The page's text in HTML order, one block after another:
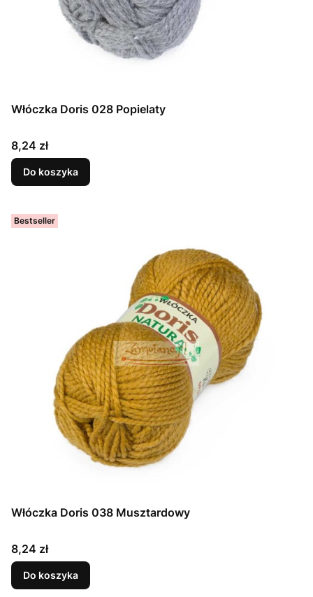
Włóczka Doris 028 Popielaty
Cena
8,24 zł
Do koszyka
Bestseller
Włóczka Doris 038 Musztardowy
Cena
8,24 zł
Do koszyka